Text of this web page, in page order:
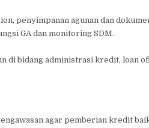
penyimpanan agunan dan
GA dan monitoring SDM.
di bidang administrasi kredit, loan
agar pemberian kredit